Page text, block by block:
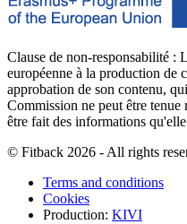
Clause de non-responsabilité :
européenne à la production de
approbation de son contenu,
Commission ne peut être
être fait des informations
© Fitback 2026 - All rights
Terms and conditions
Cookies
Production: KIVI